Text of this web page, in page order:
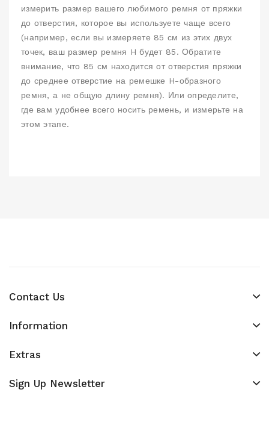
измерить размер вашего любимого ремня от пряжки
до отверстия, которое вы используете чаще всего
(например, если вы измеряете 85 см из этих двух
точек, ваш размер ремня H будет 85. Обратите
внимание, что 85 см находится от отверстия пряжки
до среднее отверстие на ремешке H-образного
ремня, а не общую длину ремня). Или определите,
где вам удобнее всего носить ремень, и измерьте на
этом этапе.
Contact Us
Information
Extras
Sign Up Newsletter